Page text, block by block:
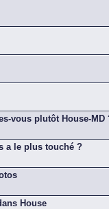
vous plutôt House-MD
a le plus touché ?
House